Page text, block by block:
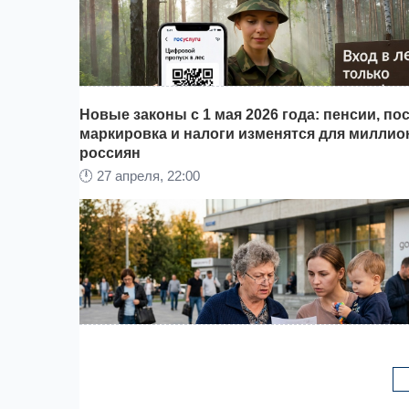
СообщаетKhabara.ru, новая инициатива
РФ переводит оформление разрешений на сбор
охраняемых видов грибов в цифровой формат.
Новые законы с 1 мая 2026 года: пенсии,
маркировка и налоги изменятся для
россиян
🕛 27 апреля, 22:00